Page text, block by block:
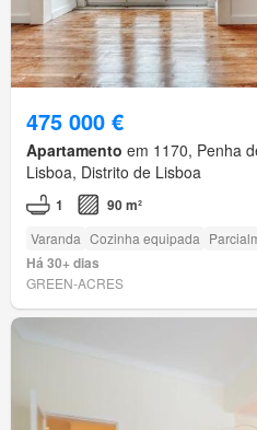
475 000 €
Apartamento em 1170, Penha
Lisboa, Distrito de Lisboa
1 90 m²
Varanda Cozinha equipada
Há 30+ dias
GREEN-ACRES